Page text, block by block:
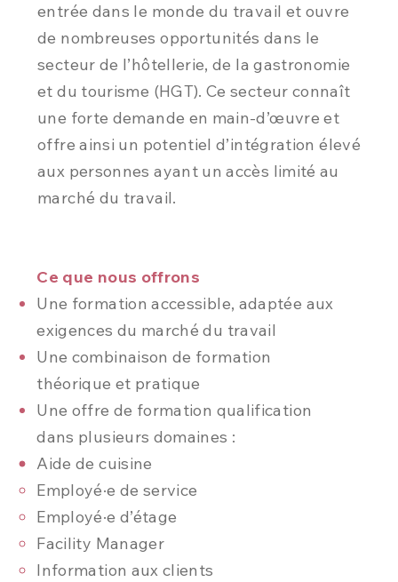
entrée dans le monde du travail et ouvre
de nombreuses opportunités dans le
secteur de l’hôtellerie, de la gastronomie
et du tourisme (HGT). Ce secteur connaît
une forte demande en main-d’œuvre et
offre ainsi un potentiel d’intégration élevé
aux personnes ayant un accès limité au
marché du travail.
Ce que nous offrons
Une formation accessible, adaptée aux
exigences du marché du travail
Une combinaison de formation
théorique et pratique
Une offre de formation qualification
dans plusieurs domaines :
Aide de cuisine
Employé·e de service
Employé·e d’étage
Facility Manager
Information aux clients